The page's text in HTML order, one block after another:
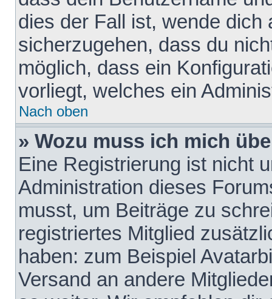
dies der Fall ist, wende dich
sicherzugehen, dass du
möglich, dass ein
vorliegt, welches ein
Nach oben
» Wozu muss ich mich
Eine Registrierung ist nicht
Administration dieses
musst, um Beiträge zu
registriertes Mitglied
haben: zum Beispiel
Versand an andere